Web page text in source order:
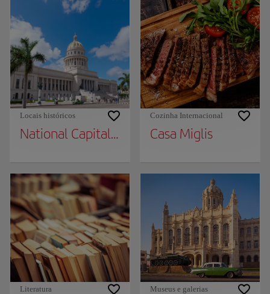
Locais históricos
National Capital Building
Cozinha Internacional
Casa Miglis
Literatura Museus e galerias